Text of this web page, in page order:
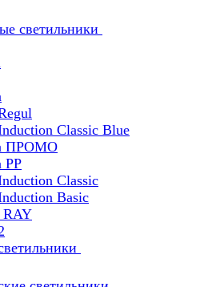
светильники
Classic Blue
ПРОМО
PP
Classic
Basic